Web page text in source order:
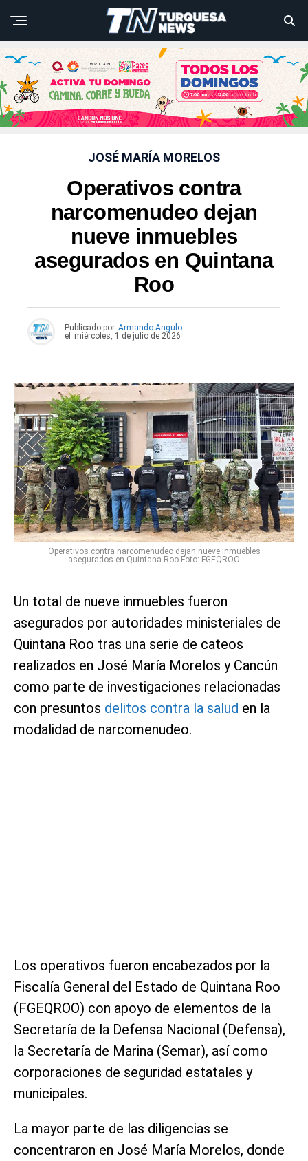
JOSÉ MARÍA MORELOS
Operativos contra
narcomenudeo dejan
nueve inmuebles
asegurados en Quintana
Roo
Publicado por Armando Angulo
el
miércoles, 1 de julio de 2026
Operativos contra narcomenudeo dejan nueve inmuebles
asegurados en Quintana Roo Foto: FGEQROO
Un total de nueve inmuebles fueron
asegurados por autoridades ministeriales de
Quintana Roo tras una serie de cateos
realizados en José María Morelos y Cancún
como parte de investigaciones relacionadas
con presuntos delitos contra la salud en la
modalidad de narcomenudeo.
Los operativos fueron encabezados por la
Fiscalía General del Estado de Quintana Roo
(FGEQROO) con apoyo de elementos de la
Secretaría de la Defensa Nacional (Defensa),
la Secretaría de Marina (Semar), así como
corporaciones de seguridad estatales y
municipales.
La mayor parte de las diligencias se
concentraron en José María Morelos, donde